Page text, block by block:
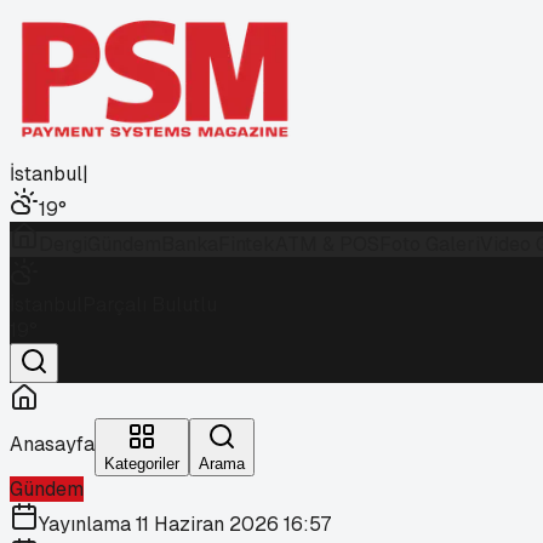
İstanbul|
19°
Anasayfa
Kategoriler Arama
Gündem
Yayınlama11 Haziran 2026 16:57